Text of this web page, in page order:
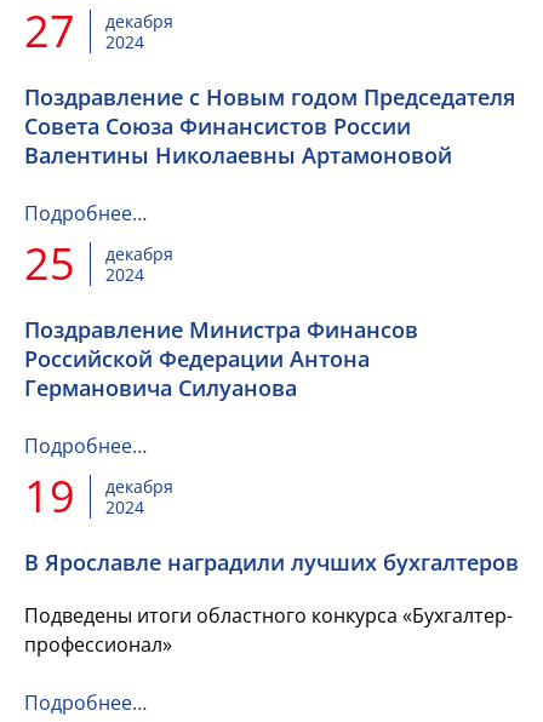
27
декабря
2024
Поздравление с Новым годом Председателя
Совета Союза Финансистов России
Валентины Николаевны Артамоновой
Подробнее…
25
декабря
2024
Поздравление Министра Финансов
Российской Федерации Антона
Германовича Силуанова
Подробнее…
19
декабря
2024
В Ярославле наградили лучших бухгалтеров
Подведены итоги областного конкурса «Бухгалтер-
профессионал»
Подробнее…